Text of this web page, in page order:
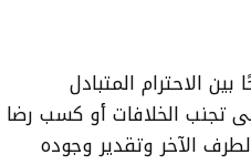
الاحترام المتبادل
تجنب الخلافات أو كسب رضا
الآخر وتقدير وجوده